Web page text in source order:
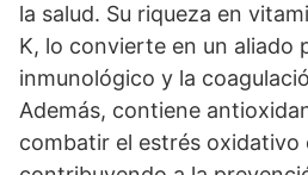
la salud. Su riqueza en
K, lo convierte en un aliado
inmunológico y la
Además, contiene
combatir el estrés oxidativo